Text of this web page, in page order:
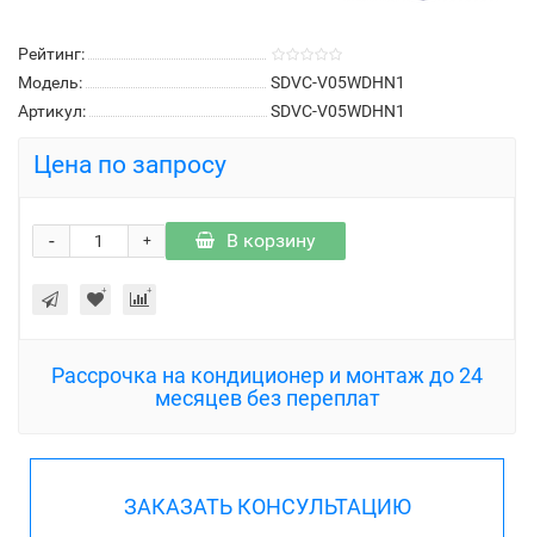
Рейтинг:
Модель:
SDVC-V05WDHN1
Артикул:
SDVC-V05WDHN1
Цена по запросу
+
- В корзину
Рассрочка на кондиционер и монтаж до 24
месяцев без переплат
ЗАКАЗАТЬ КОНСУЛЬТАЦИЮ